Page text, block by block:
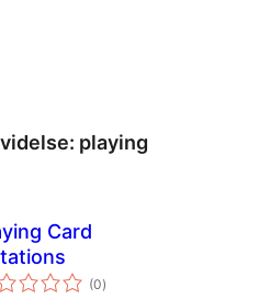
playing
Card
(0totale
vurderinger
)